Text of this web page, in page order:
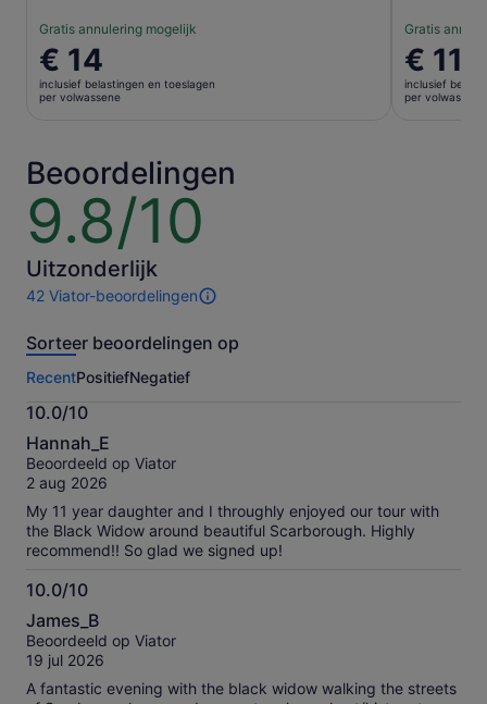
Gratis annulering mogelijk
De
prijs
is
volwassene
€ 14
inclusief belastingen en toeslagen
per volwassene
Gratis
De
prijs
is
€ 117
inclusief
per volwassene
Beoordelingen
9.8/10
9.8
van
10
Uitzonderlijk
42 Viator-beoordelingen
42
van
activiteit.
Meer
informatie
over
onze
geverifieerde
Sorteer beoordelingen op
RecentPositiefNegatief
10.0/10
10.0
van
10
Hannah_E
Beoordeeld op Viator
2 aug 2026
My 11 year daughter and I throughly enjoyed our tour with
the Black Widow around beautiful Scarborough. Highly
recommend!! So glad we signed up!
10.0/10
10.0
van
10
James_B
Beoordeeld op Viator
19 jul 2026
A fantastic evening with the black widow walking the streets